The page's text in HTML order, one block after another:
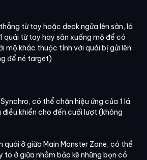
từ tay hoặc deck ngửa lên sân, lá
quái từ tay hay sân xuống mộ để có
mộ khác thuộc tính với quái bị gửi lên
để né target)
có thể chặn hiệu ứng của 1 lá
khiển cho đến cuối lượt (không
ở giữa Main Monster Zone, có thể
to ở giữa nhằm bảo kê những bọn có